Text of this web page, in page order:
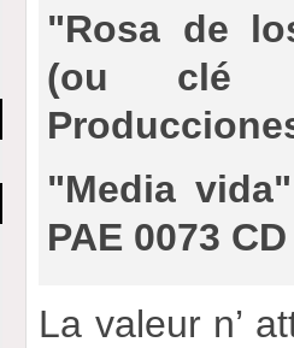
"Rosa de
(ou clé
"Media
PAE 0073
La valeur n’